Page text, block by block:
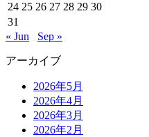
24 25 26 27 28 29 30
31
« Jun
Sep »
アーカイブ
2026年5月
2026年4月
2026年3月
2026年2月